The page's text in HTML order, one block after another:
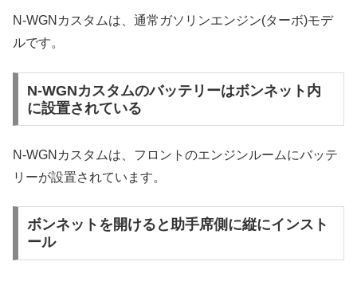
N-WGNカスタムは、通常ガソリンエンジン(ターボ)モデ
ルです。
N-WGNカスタムのバッテリーはボンネット内
に設置されている
N-WGNカスタムは、フロントのエンジンルームにバッテ
リーが設置されています。
ボンネットを開けると助手席側に縦にインスト
ール